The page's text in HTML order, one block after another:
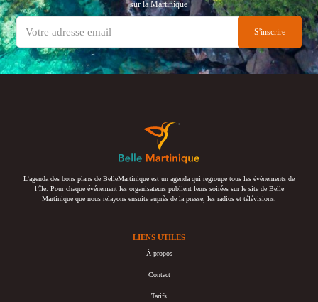
sur la Martinique
L’agenda des bons plans de BelleMartinique est un agenda qui regroupe tous les événements de
l’île. Pour chaque événement les organisateurs publient leurs soirées sur le site de Belle
Martinique que nous relayons ensuite auprès de la presse, les radios et télévisions.
LIENS UTILES
À propos
Contact
Tarifs